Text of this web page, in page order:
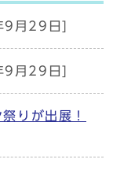
月29日]
月29日]
りが出展！